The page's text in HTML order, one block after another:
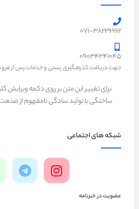
071-38229962
09034341045
جهت دریافت کدرهگیری پستی و خدمات پس از
برای تغییر این متن بر روی دکمه ویرایش
ساختگی با تولید سادگی نامفهوم از صنعت
شبکه های اجتماعی
عضویت در خبرنامه